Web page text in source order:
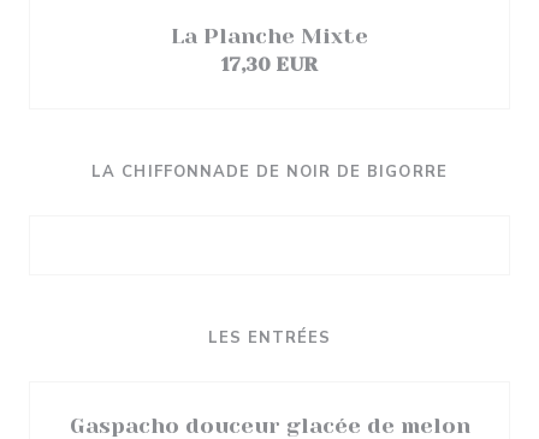
La Planche Mixte
17,30 EUR
LA CHIFFONNADE DE NOIR DE BIGORRE
LES ENTRÉES
Gaspacho douceur glacée de melon